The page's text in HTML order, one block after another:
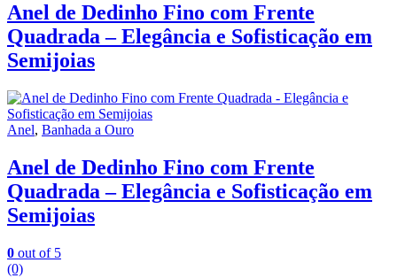
Anel de Dedinho Fino com Frente
Quadrada – Elegância e Sofisticação em
Semijoias
Anel, Banhada a Ouro
Anel de Dedinho Fino com Frente
Quadrada – Elegância e Sofisticação em
Semijoias
0 out of 5
(0)